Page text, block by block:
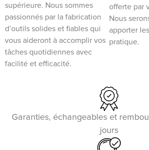
supérieure. Nous sommes
passionnés par la fabrication
d’outils solides et fiables qui
vous aideront à accomplir vos
tâches quotidiennes avec
facilité et efficacité.
offerte par
Nous
apporter
pratique.
Garanties, échangeables et
jours